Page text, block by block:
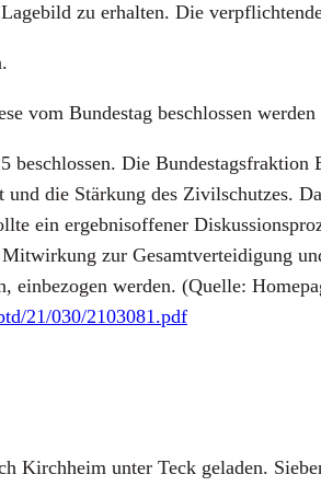
zu erhal­ten. Die
vom Bun­des­tag beschlos­sen wer­den
Die
die Stär­kung des Zivil­schut­zes.
ein ergeb­nis­of­fe­ner
zur Gesamt­ver­tei­di­gung
wer­den. (Quel­le:
21/030/2103081.pdf
Kirch­heim unter Teck gela­den.